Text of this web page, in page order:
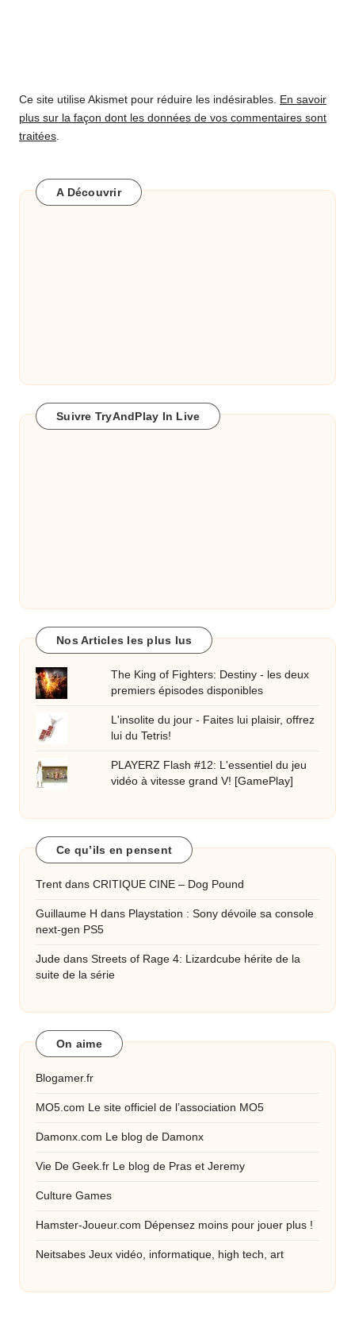
Ce site utilise Akismet pour réduire les indésirables.
En savoir
plus sur la façon dont les données de vos commentaires sont
traitées
A Découvrir
Suivre TryAndPlay In Live
Nos Articles les plus lus
The King of Fighters: Destiny - les deux
premiers épisodes disponibles
L'insolite du jour - Faites lui plaisir, offrez
lui du Tetris!
PLAYERZ Flash #12: L'essentiel du jeu
vidéo à vitesse grand V! [GamePlay]
Ce qu’ils en pensent
Trent dans CRITIQUE CINE – Dog Pound
Guillaume H dans Playstation : Sony dévoile sa console
next-gen PS5
Jude dans Streets of Rage 4: Lizardcube hérite de la
suite de la série
On aime
Blogamer.fr
MO5.com Le site officiel de l’association MO5
Damonx.com Le blog de Damonx
Vie De Geek.fr Le blog de Pras et Jeremy
Culture Games
Hamster-Joueur.com Dépensez moins pour jouer plus !
Neitsabes Jeux vidéo, informatique, high tech, art